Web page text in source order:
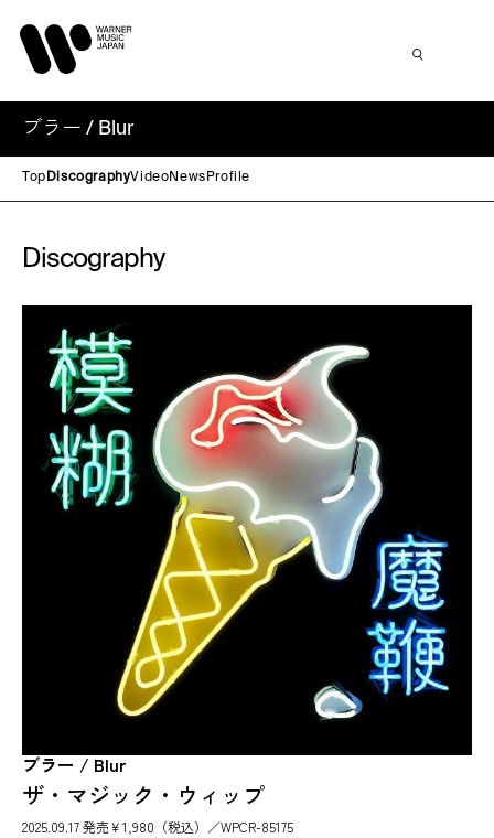
ブラー / Blur
Top DiscographyVideoNews Profile
Discography
ブラー / Blur
ザ・マジック・ウィップ
2025.09.17 発売￥1,980（税込）／WPCR-85175